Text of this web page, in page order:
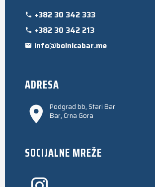
+382 30 342 333
+382 30 342 213
info@bolnicabar.me
ADRESA
Podgrad bb, Stari Bar
Bar, Crna Gora
SOCIJALNE MREŽE